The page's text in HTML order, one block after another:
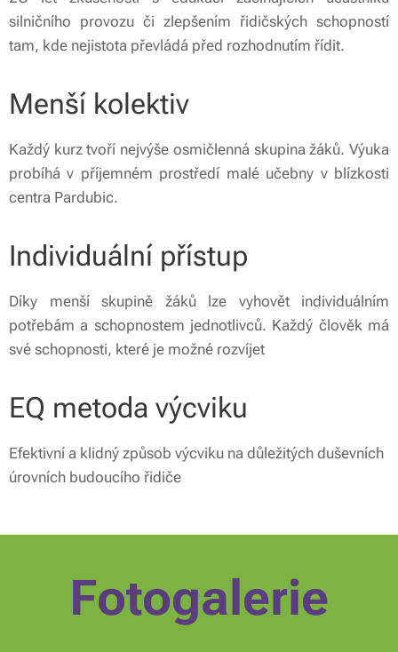
silničního provozu či zlepšením řidičských schopností
tam, kde nejistota převládá před rozhodnutím řídit.
Menší kolektiv
Každý kurz tvoří nejvýše osmičlenná skupina žáků. Výuka
probíhá v příjemném prostředí malé učebny v blízkosti
centra Pardubic.
Individuální přístup
Díky menší skupině žáků lze vyhovět individuálním
potřebám a schopnostem jednotlivců. Každý člověk má
své schopnosti, které je možné rozvíjet
EQ metoda výcviku
Efektivní a klidný způsob výcviku na důležitých duševních
úrovních budoucího řidiče
Fotogalerie